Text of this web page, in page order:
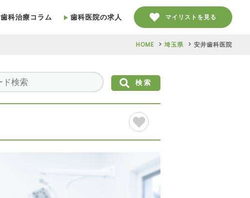
歯科治療コラム 歯科医院の求人 マイリストを見る
HOME 埼玉県 安井歯科医院
検索